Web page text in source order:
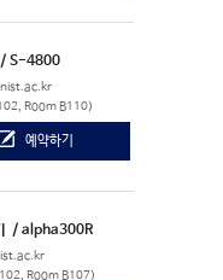
/ S-4800
Room B110)
예약하기
/ alpha300R
Room B107)